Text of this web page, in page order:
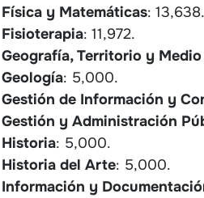
Física y Matemáticas: 13,638.
Fisioterapia: 11,972.
Geografía, Territorio y
Geología: 5,000.
Gestión de Información y
Gestión y Administración
Historia: 5,000.
Historia del Arte: 5,000.
Información y